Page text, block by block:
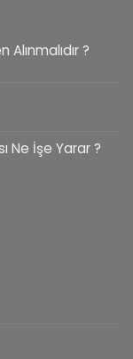
?
Ne İşe Yarar ?